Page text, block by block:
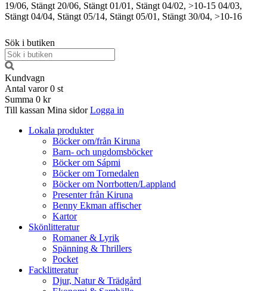
19/06, Stängt 20/06, Stängt 01/01, Stängt 04/02, >10-15 04/03,
Stängt 04/04, Stängt 05/14, Stängt 05/01, Stängt 30/04, >10-16
Sök i butiken
Kundvagn
Antal varor 0 st
Summa 0 kr
Till kassan Mina sidor Logga in
Lokala produkter
Böcker om/från Kiruna
Barn- och ungdomsböcker
Böcker om Sápmi
Böcker om Tornedalen
Böcker om Norrbotten/Lappland
Presenter från Kiruna
Benny Ekman affischer
Kartor
Skönlitteratur
Romaner & Lyrik
Spänning & Thrillers
Pocket
Facklitteratur
Djur, Natur & Trädgård